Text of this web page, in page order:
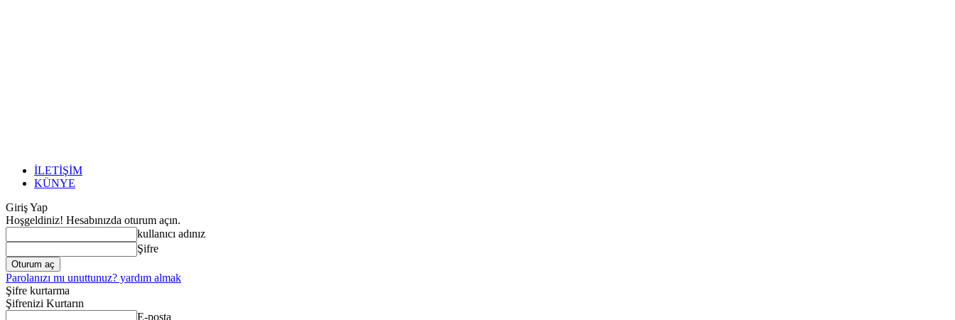
İLETİŞİM
KÜNYE
Giriş Yap
Hoşgeldiniz! Hesabınızda oturum açın.
kullanıcı adınız
Şifre
Parolanızı mı unuttunuz? yardım almak
Şifre kurtarma
Şifrenizi Kurtarın
E-posta